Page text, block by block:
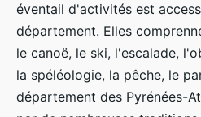
éventail d'activités est
département. Elles
le canoë, le ski, l'escalade,
la spéléologie, la pêche, le
département des Pyrénées-